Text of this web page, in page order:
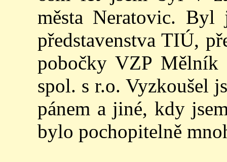
města Neratovic. Byl
představenstva TIÚ,
pobočky VZP Mělník
spol. s r.o. Vyzkoušel
pánem a jiné, kdy
bylo pochopitelně